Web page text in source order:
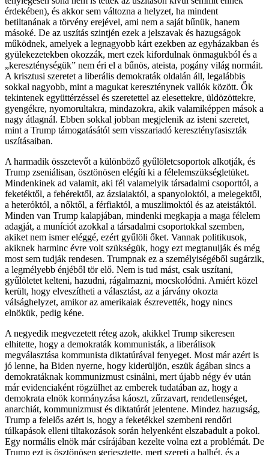
érdekében), és akkor sem változna a helyzet, ha mindent
betiltanának a törvény erejével, ami nem a saját bűnük, hanem
másoké. De az uszítás szintjén ezek a jelszavak és hazugságok
működnek, amelyek a legnagyobb kárt ezekben az egyházakban és
gyülekezetekben okozzák, mert ezek kifordulnak önmagukból és a
„kereszténységük” nem éri el a bűnös, ateista, pogány világ normáit.
A krisztusi szeretet a liberális demokraták oldalán áll, legalábbis
sokkal nagyobb, mint a magukat kereszténynek vallók között. Ők
tekintenek együttérzéssel és szeretettel az elesettekre, üldözöttekre,
gyengékre, nyomorultakra, mindazokra, akik valamiképpen mások a
nagy átlagnál. Ebben sokkal jobban megjelenik az isteni szeretet,
mint a Trump támogatásától sem visszariadó keresztényfasiszták
uszításaiban.
A harmadik összetevőt a különböző gyűlöletcsoportok alkotják, és
Trump zseniálisan, ösztönösen elégíti ki a félelemszükségletüket.
Mindenkinek ad valamit, aki fél valamelyik társadalmi csoporttól, a
feketéktől, a fehérektől, az ázsiaiaktól, a spanyoloktól, a melegektől,
a heteróktól, a nőktől, a férfiaktól, a muszlimoktól és az ateistáktól.
Minden van Trump kalapjában, mindenki megkapja a maga félelem
adagját, a muníciót azokkal a társadalmi csoportokkal szemben,
akiket nem ismer eléggé, ezért gyűlöli őket. Vannak politikusok,
akiknek harminc évre volt szükségük, hogy ezt megtanulják és még
most sem tudják rendesen. Trumpnak ez a személyiségéből sugárzik,
a legmélyebb énjéből tör elő. Nem is tud mást, csak uszítani,
gyűlöletet kelteni, hazudni, rágalmazni, mocskolódni. Amiért közel
került, hogy elveszítheti a választást, az a járvány okozta
válsághelyzet, amikor az amerikaiak észrevették, hogy nincs
elnökük, pedig kéne.
A negyedik megvezetett réteg azok, akikkel Trump sikeresen
elhitette, hogy a demokraták kommunisták, a liberálisok
megválasztása kommunista diktatúrával fenyeget. Most már azért is
jó lenne, ha Biden nyerne, hogy kiderüljön, eszük ágában sincs a
demokratáknak kommunizmust csinálni, mert újabb négy év után
már evidenciaként rögzülhet az emberek tudatában az, hogy a
demokrata elnök kormányzása káoszt, zűrzavart, rendetlenséget,
anarchiát, kommunizmust és diktatúrát jelentene. Mindez hazugság,
Trump a felelős azért is, hogy a feketékkel szembeni rendőri
túlkapások elleni tiltakozások során helyenként elszabadult a pokol.
Egy normális elnök már csírájában kezelte volna ezt a problémát. De
Trump ezt is ösztönösen gerjesztette, mert szereti a balhét, és a